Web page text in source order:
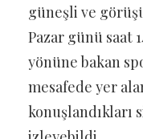
güneşli ve
Pazar günü saat
yönüne bakan
mesafede yer
konuşlandıkları